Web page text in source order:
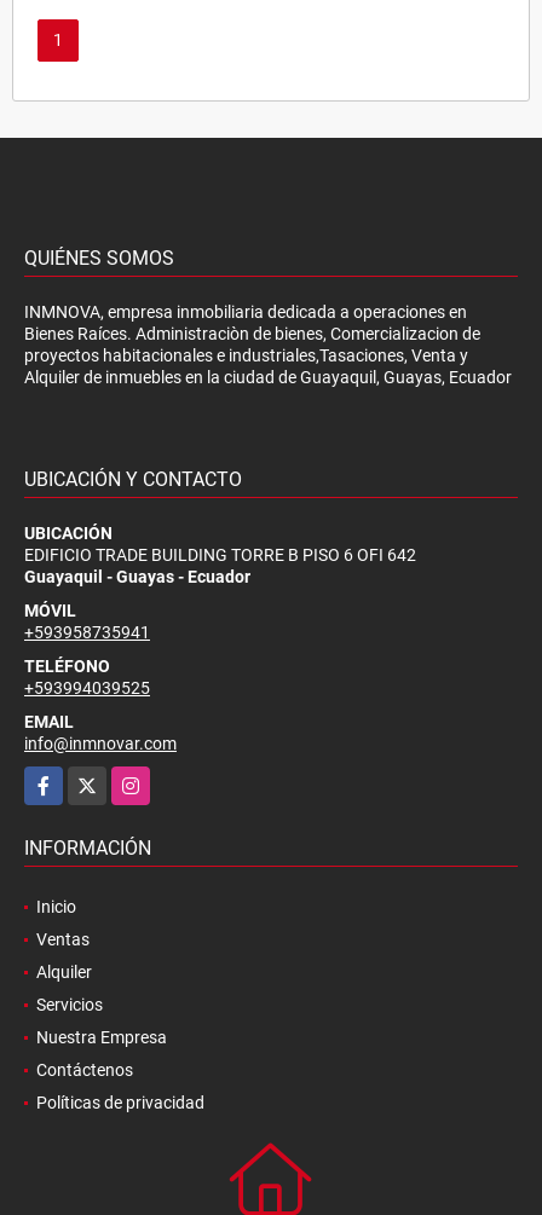
1
QUIÉNES SOMOS
INMNOVA, empresa inmobiliaria dedicada a operaciones en
Bienes Raíces. Administraciòn de bienes, Comercializacion de
proyectos habitacionales e industriales,Tasaciones, Venta y
Alquiler de inmuebles en la ciudad de Guayaquil, Guayas, Ecuador
UBICACIÓN Y CONTACTO
UBICACIÓN
EDIFICIO TRADE BUILDING TORRE B PISO 6 OFI 642
Guayaquil - Guayas - Ecuador
MÓVIL
+593958735941
TELÉFONO
+593994039525
EMAIL
info@inmnovar.com
Facebook
Instagram
INFORMACIÓN
Inicio
Ventas
Alquiler
Servicios
Nuestra Empresa
Contáctenos
Políticas de privacidad